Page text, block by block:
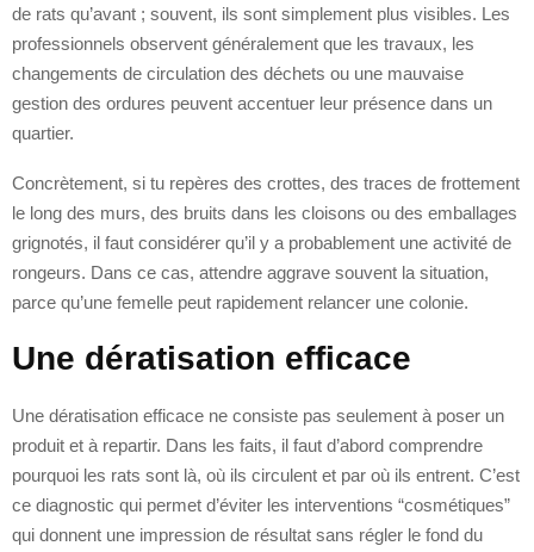
de rats qu’avant ; souvent, ils sont simplement plus visibles. Les
professionnels observent généralement que les travaux, les
changements de circulation des déchets ou une mauvaise
gestion des ordures peuvent accentuer leur présence dans un
quartier.
Concrètement, si tu repères des crottes, des traces de frottement
le long des murs, des bruits dans les cloisons ou des emballages
grignotés, il faut considérer qu’il y a probablement une activité de
rongeurs. Dans ce cas, attendre aggrave souvent la situation,
parce qu’une femelle peut rapidement relancer une colonie.
Une dératisation efficace
Une dératisation efficace ne consiste pas seulement à poser un
produit et à repartir. Dans les faits, il faut d’abord comprendre
pourquoi les rats sont là, où ils circulent et par où ils entrent. C’est
ce diagnostic qui permet d’éviter les interventions “cosmétiques”
qui donnent une impression de résultat sans régler le fond du